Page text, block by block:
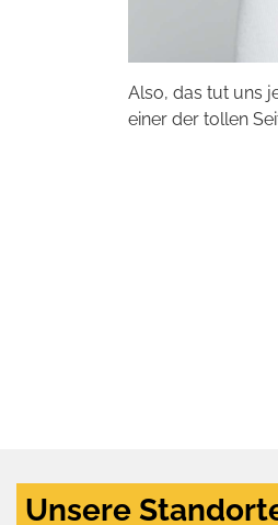
Also, das tut uns
einer der tollen
Unsere